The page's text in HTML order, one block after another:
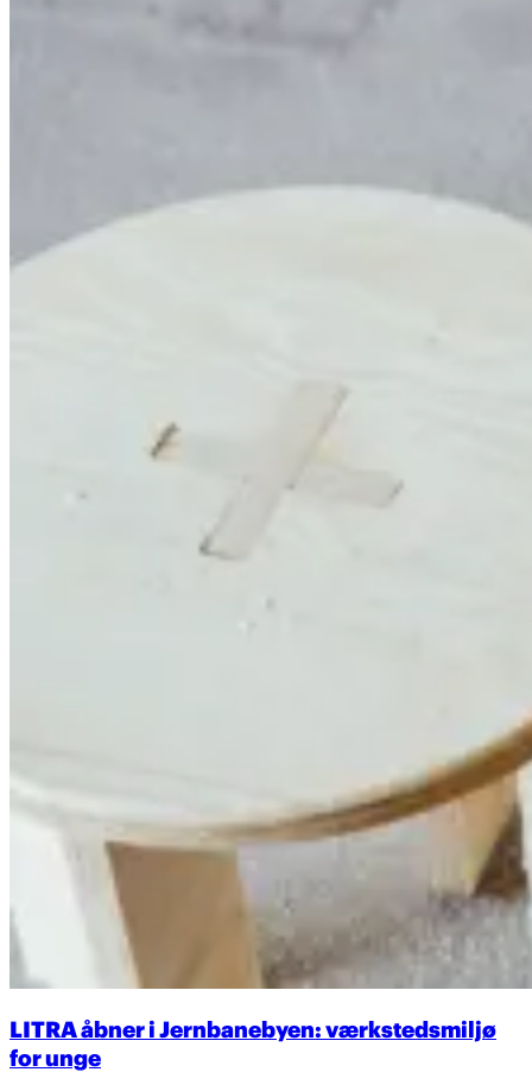
LITRA åbner i Jernbanebyen: værkstedsmiljø
for unge